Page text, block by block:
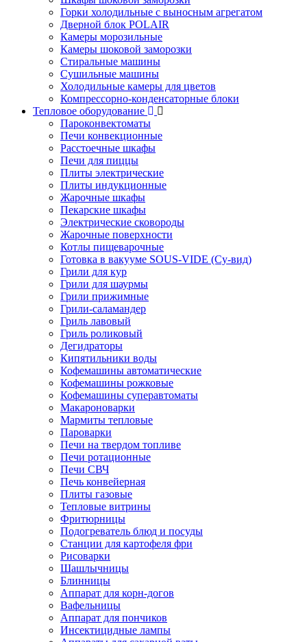
Горки холодильные с выносным агрегатом
Дверной блок POLAIR
Камеры морозильные
Камеры шоковой заморозки
Стиральные машины
Сушильные машины
Холодильные камеры для цветов
Компрессорно-конденсаторные блоки
Тепловое оборудование
Пароконвектоматы
Печи конвекционные
Расстоечные шкафы
Печи для пиццы
Плиты электрические
Плиты индукционные
Жарочные шкафы
Пекарские шкафы
Электрические сковороды
Жарочные поверхности
Котлы пищеварочные
Готовка в вакууме SOUS-VIDE (Су-вид)
Грили для кур
Грили для шаурмы
Грили прижимные
Грили-саламандер
Гриль лавовый
Гриль роликовый
Дегидраторы
Кипятильники воды
Кофемашины автоматические
Кофемашины рожковые
Кофемашины суперавтоматы
Макароноварки
Мармиты тепловые
Пароварки
Печи на твердом топливе
Печи ротационные
Печи СВЧ
Печь конвейерная
Плиты газовые
Тепловые витрины
Фритюрницы
Подогреватель блюд и посуды
Станции для картофеля фри
Рисоварки
Шашлычницы
Блинницы
Аппарат для корн-догов
Вафельницы
Аппарат для пончиков
Инсектицидные лампы